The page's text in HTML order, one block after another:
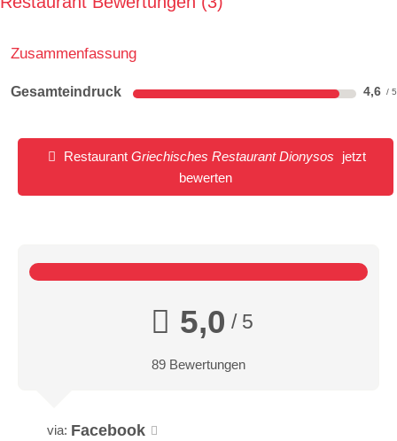
Zusammenfassung
Gesamteindruck 4,6
Restaurant Griechisches Restaurant Dionysos
jetzt
bewerten
5,0 / 5
89 Bewertungen
via: Facebook